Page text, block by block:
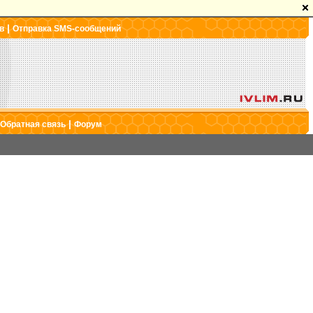
|Отправка SMS-сообщений
Обратная связь|Форум